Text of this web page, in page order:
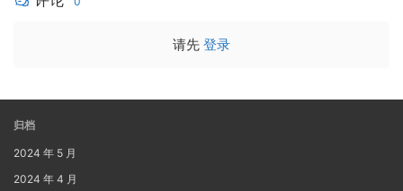
请先 登录
归档
2024 年 5 月
2024 年 4 月